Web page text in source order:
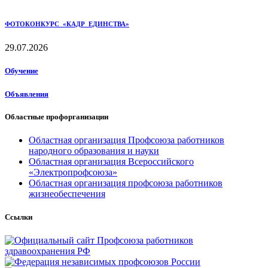
ФОТОКОНКУРС «КАДР ЕДИНСТВА»
29.07.2026
Обучение
Объявления
Областные профорганизации
Областная организация Профсоюза работников
народного образования и науки
Областная организация Всероссийского
«Электропрофсоюза»
Областная организация профсоюза работников
жизнеобеспечения
Ссылки